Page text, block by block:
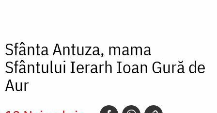
Sfânta Antuza, mama
Sfântului Ierarh Ioan Gură de
Aur